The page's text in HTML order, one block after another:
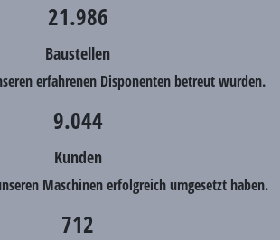
21.986
Baustellen
erfahrenen Disponenten betreut wurden.
9.044
Kunden
Maschinen erfolgreich umgesetzt haben.
712